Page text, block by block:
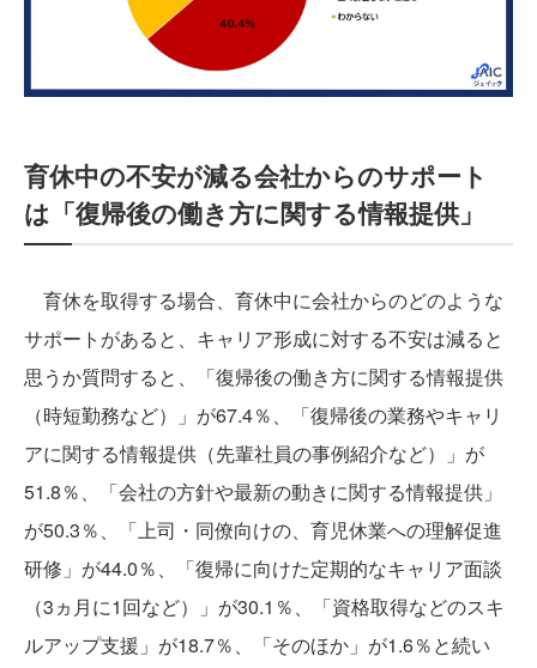
育休中の不安が減る会社からのサポート
は「復帰後の働き方に関する情報提供」
育休を取得する場合、育休中に会社からのどのような
サポートがあると、キャリア形成に対する不安は減ると
思うか質問すると、「復帰後の働き方に関する情報提供
（時短勤務など）」が67.4％、「復帰後の業務やキャリ
アに関する情報提供（先輩社員の事例紹介など）」が
51.8％、「会社の方針や最新の動きに関する情報提供」
が50.3％、「上司・同僚向けの、育児休業への理解促進
研修」が44.0％、「復帰に向けた定期的なキャリア面談
（3ヵ月に1回など）」が30.1％、「資格取得などのスキ
ルアップ支援」が18.7％、「そのほか」が1.6％と続い